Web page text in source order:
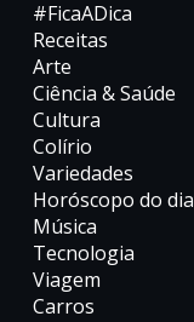
#FicaADica
Receitas
Arte
Ciência & Saúde
Cultura
Colírio
Variedades
Horóscopo do dia
Música
Tecnologia
Viagem
Carros